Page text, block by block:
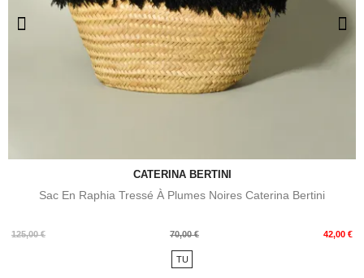
CATERINA BERTINI
Sac En Raphia Tressé À Plumes Noires Caterina Bertini
125,00 €
Prix
70,00 € 42,00 €
Prix
TU